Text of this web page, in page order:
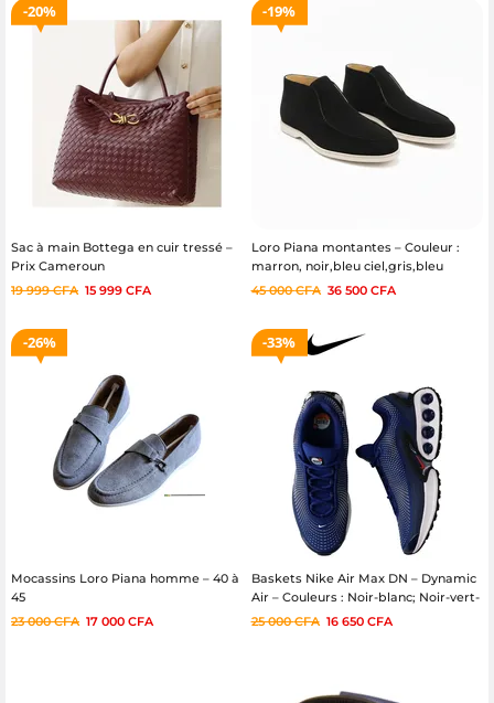
20%
Sac à main Bottega en cuir tressé –
Prix Cameroun
19 999CFA 15 999 CFA
19%
Loro Piana montantes – Couleur :
marron, noir,bleu ciel,gris,bleu
turquoi, orange – Pointures 40 à 46
45 000CFA 36 500 CFA
26%
Mocassins Loro Piana homme – 40 à
45
23 000CFA 17 000 CFA
33%
Baskets Nike Air Max DN – Dynamic
Air – Couleurs : Noir-blanc; Noir-vert-
blanc, Gris-Blanc, Bordeau-Noir –
25 000CFA 16 650 CFA